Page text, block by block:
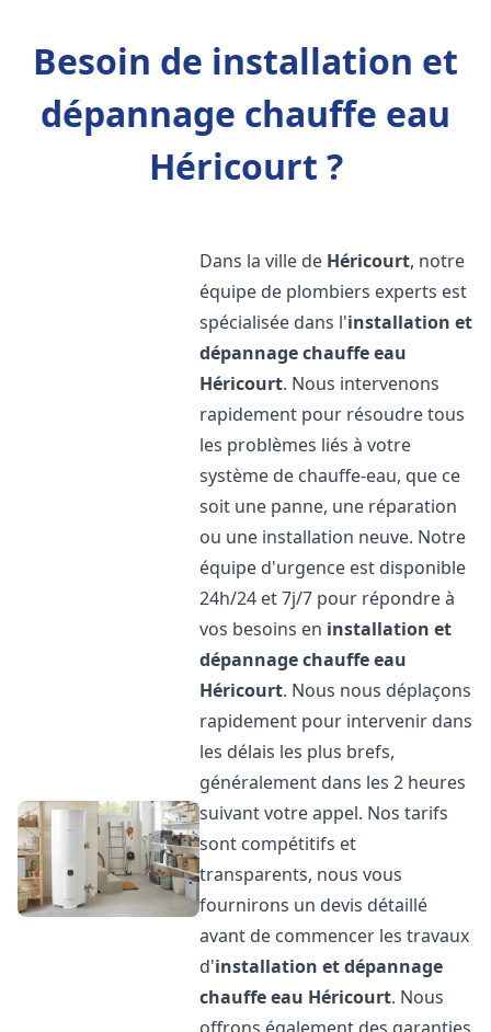
Besoin de installation et
dépannage chauffe eau
Héricourt ?
Dans la ville de Héricourt, notre
équipe de plombiers experts est
spécialisée dans l'installation et
dépannage chauffe eau
Héricourt. Nous intervenons
rapidement pour résoudre tous
les problèmes liés à votre
système de chauffe-eau, que ce
soit une panne, une réparation
ou une installation neuve. Notre
équipe d'urgence est disponible
24h/24 et 7j/7 pour répondre à
vos besoins en installation et
dépannage chauffe eau
Héricourt. Nous nous déplaçons
rapidement pour intervenir dans
les délais les plus brefs,
généralement dans les 2 heures
suivant votre appel. Nos tarifs
sont compétitifs et
transparents, nous vous
fournirons un devis détaillé
avant de commencer les travaux
d'installation et dépannage
chauffe eau Héricourt. Nous